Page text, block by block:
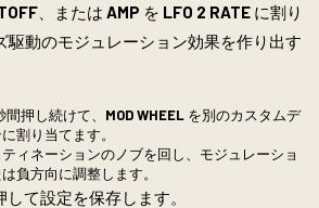
、または AMP を LFO 2 RATE に割り
駆動のモジュレーション効果を作り出す
押し続けて、 MOD WHEEL を別のカスタムデ
割り当てます。
ィネーションのノブを回し、モジュレーショ
負方向に調整します。
して設定を保存します。